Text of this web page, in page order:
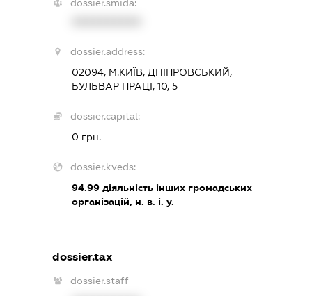
dossier.smida:
dossier.address:
02094, М.КИЇВ, ДНІПРОВСЬКИЙ,
БУЛЬВАР ПРАЦІ, 10, 5
dossier.capital:
0 грн.
dossier.kveds:
94.99 діяльність інших громадських
організацій, н. в. і. у.
dossier.tax
dossier.staff